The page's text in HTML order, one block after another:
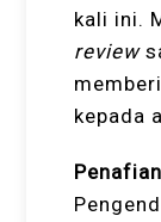
kali ini.
review
kepada
Penafian